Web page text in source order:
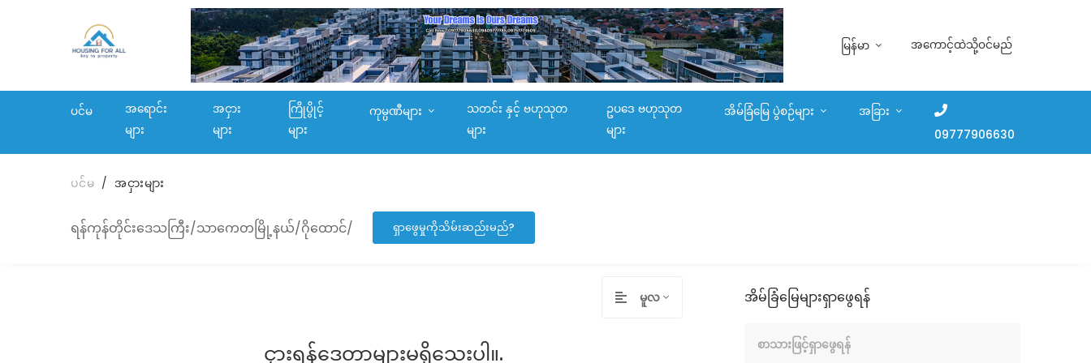
မြန်မာ အကောင့်ထဲသို့ဝင်မည်
ပင်မ
အရောင်း
များ
အငှား
များ
ကြိုပွိုင့်
များ
ကုမ္ပဏီများ
သတင်း နှင့် ဗဟုသုတ
များ
ဥပဒေ ဗဟုသုတ
များ
အိမ်ခြံမြေ ပွဲစဉ်များ
အခြား
09777906630
ပင်မ အငှားများ
ရန်ကုန်တိုင်းဒေသကြီး/သာကေတမြို့နယ်/ဂိုထောင်/ ရှာဖွေမှုကိုသိမ်းဆည်းမည်?
မူလ
ငှားရန်ဒေတာများမရှိသေးပါ။.
အိမ်ခြံမြေများရှာဖွေရန်
စာသားဖြင့်ရှာဖွေရန်